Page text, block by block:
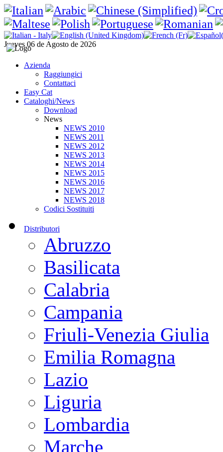
Jueves 06 de Agosto de 2026
Azienda
Raggiungici
Contattaci
Easy Cat
Cataloghi/News
Download
News
NEWS 2010
NEWS 2011
NEWS 2012
NEWS 2013
NEWS 2014
NEWS 2015
NEWS 2016
NEWS 2017
NEWS 2018
Codici Sostituiti
Distributori
Abruzzo
Basilicata
Calabria
Campania
Friuli-Venezia Giulia
Emilia Romagna
Lazio
Liguria
Lombardia
Marche